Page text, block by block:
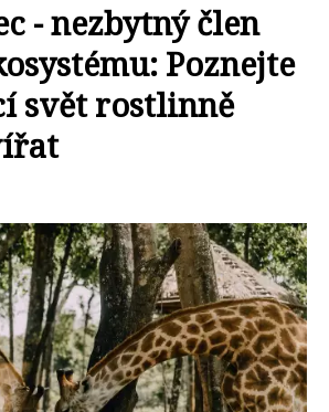
- nezbytný člen
Poznejte
svět rostlinně